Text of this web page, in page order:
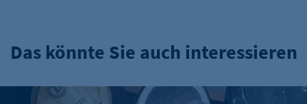
Das könnte Sie auch interessieren
Brauerei Lemke – Berlins Biermanufaktur mit ordentlich